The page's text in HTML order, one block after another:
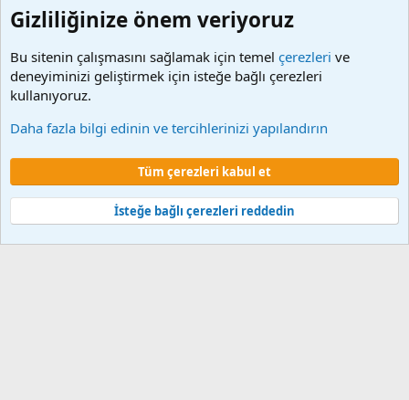
Çerezler
Şartlar ve kurallar
Gizlilik politikası Yardım Ana sayfa
Community platform by XenForo © 2010-2024 XenForo Ltd.
Türkçe yama 🇹🇷 [XGT] Yazılım ve web hizmetleri 2014-2024
Gizliliğinize önem veriyoruz
Bu sitenin çalışmasını sağlamak için temel çerezleri ve
deneyiminizi geliştirmek için isteğe bağlı çerezleri
kullanıyoruz.
Daha fazla bilgi edinin ve tercihlerinizi yapılandırın
Tüm çerezleri kabul et
İsteğe bağlı çerezleri reddedin